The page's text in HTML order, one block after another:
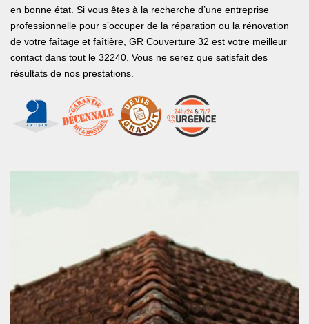
en bonne état. Si vous êtes à la recherche d’une entreprise
professionnelle pour s’occuper de la réparation ou la rénovation
de votre faîtage et faîtière, GR Couverture 32 est votre meilleur
contact dans tout le 32240. Vous ne serez que satisfait des
résultats de nos prestations.